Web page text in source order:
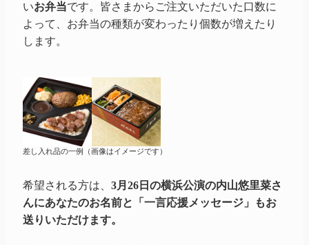
いお弁当です。皆さまからご注文いただいた口数に
よって、お弁当の種類が変わったり個数が増えたり
します。
差し入れ品の一例（画像はイメージです）
希望される方は、 3月26日の横浜公演の内山悠里菜さ
んにあなたのお名前と「一言応援メッセージ」もお
送りいただけます。